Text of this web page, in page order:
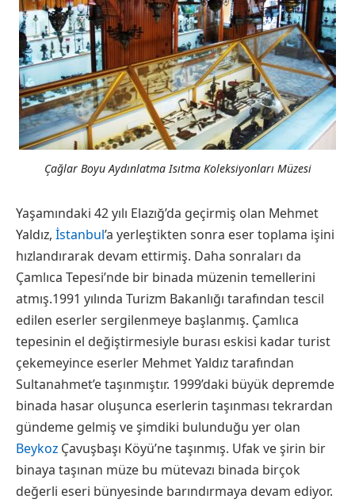
Çağlar Boyu Aydınlatma Isıtma Koleksiyonları Müzesi
Yaşamındaki 42 yılı Elazığ’da geçirmiş olan Mehmet
Yaldız, İstanbul’a yerleştikten sonra eser toplama işini
hızlandırarak devam ettirmiş. Daha sonraları da
Çamlıca Tepesi’nde bir binada müzenin temellerini
atmış.1991 yılında Turizm Bakanlığı tarafından tescil
edilen eserler sergilenmeye başlanmış. Çamlıca
tepesinin el değiştirmesiyle burası eskisi kadar turist
çekemeyince eserler Mehmet Yaldız tarafından
Sultanahmet’e taşınmıştır. 1999’daki büyük depremde
binada hasar oluşunca eserlerin taşınması tekrardan
gündeme gelmiş ve şimdiki bulunduğu yer olan
Beykoz Çavuşbaşı Köyü’ne taşınmış. Ufak ve şirin bir
binaya taşınan müze bu mütevazı binada birçok
değerli eseri bünyesinde barındırmaya devam ediyor.